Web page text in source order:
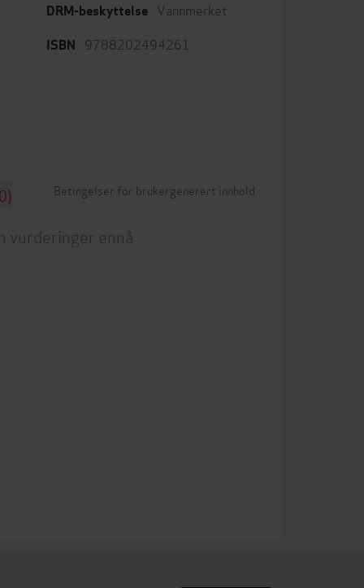
DRM-beskyttelse Vannmerket
ISBN 9788202494261
Betingelser for brukergenerert innhold
vurderinger ennå